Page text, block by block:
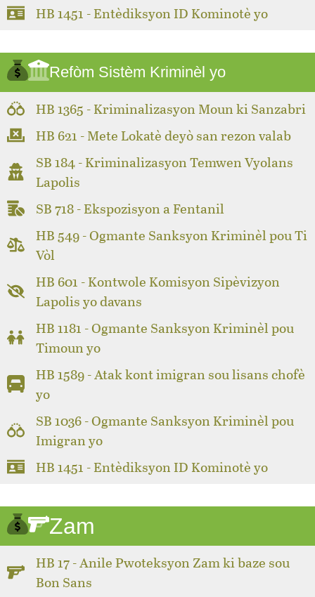
HB 1451 - Entèdiksyon ID Kominotè yo
Refòm Sistèm Kriminèl yo
HB 1365 - Kriminalizasyon Moun ki Sanzabri
HB 621 - Mete Lokatè deyò san rezon valab
SB 184 - Kriminalizasyon Temwen Vyolans
Lapolis
SB 718 - Ekspozisyon a Fentanil
HB 549 - Ogmante Sanksyon Kriminèl pou Ti
Vòl
HB 601 - Kontwole Komisyon Sipèvizyon
Lapolis yo davans
HB 1181 - Ogmante Sanksyon Kriminèl pou
Timoun yo
HB 1589 - Atak kont imigran sou lisans chofè
yo
SB 1036 - Ogmante Sanksyon Kriminèl pou
Imigran yo
HB 1451 - Entèdiksyon ID Kominotè yo
Zam
HB 17 - Anile Pwoteksyon Zam ki baze sou
Bon Sans